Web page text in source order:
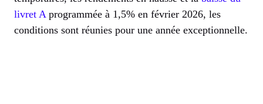
livret Aprogrammée à 1,5% en février 2026, les
conditions sont réunies pour une année exceptionnelle.